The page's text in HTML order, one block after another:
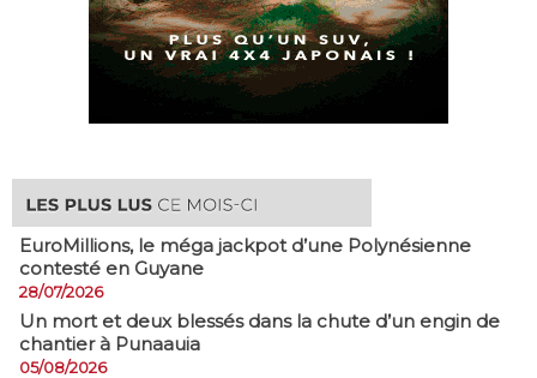
EuroMillions, ​le méga jackpot d’une Polynésienne
contesté en Guyane
28/07/2026
​Un mort et deux blessés dans la chute d’un engin de
chantier à Punaauia
05/08/2026